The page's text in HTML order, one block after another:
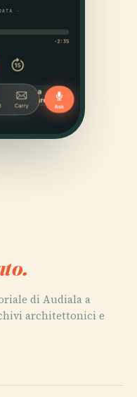
di Audiala a
architettonici e